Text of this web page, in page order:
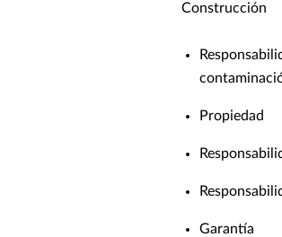
Construcción
Propiedad
Garantía